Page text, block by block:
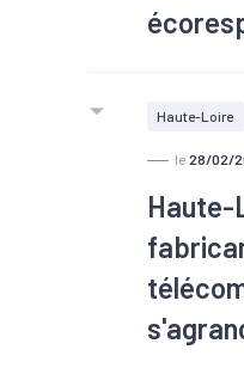
Haute-Loire
le 28/02/
Haute-